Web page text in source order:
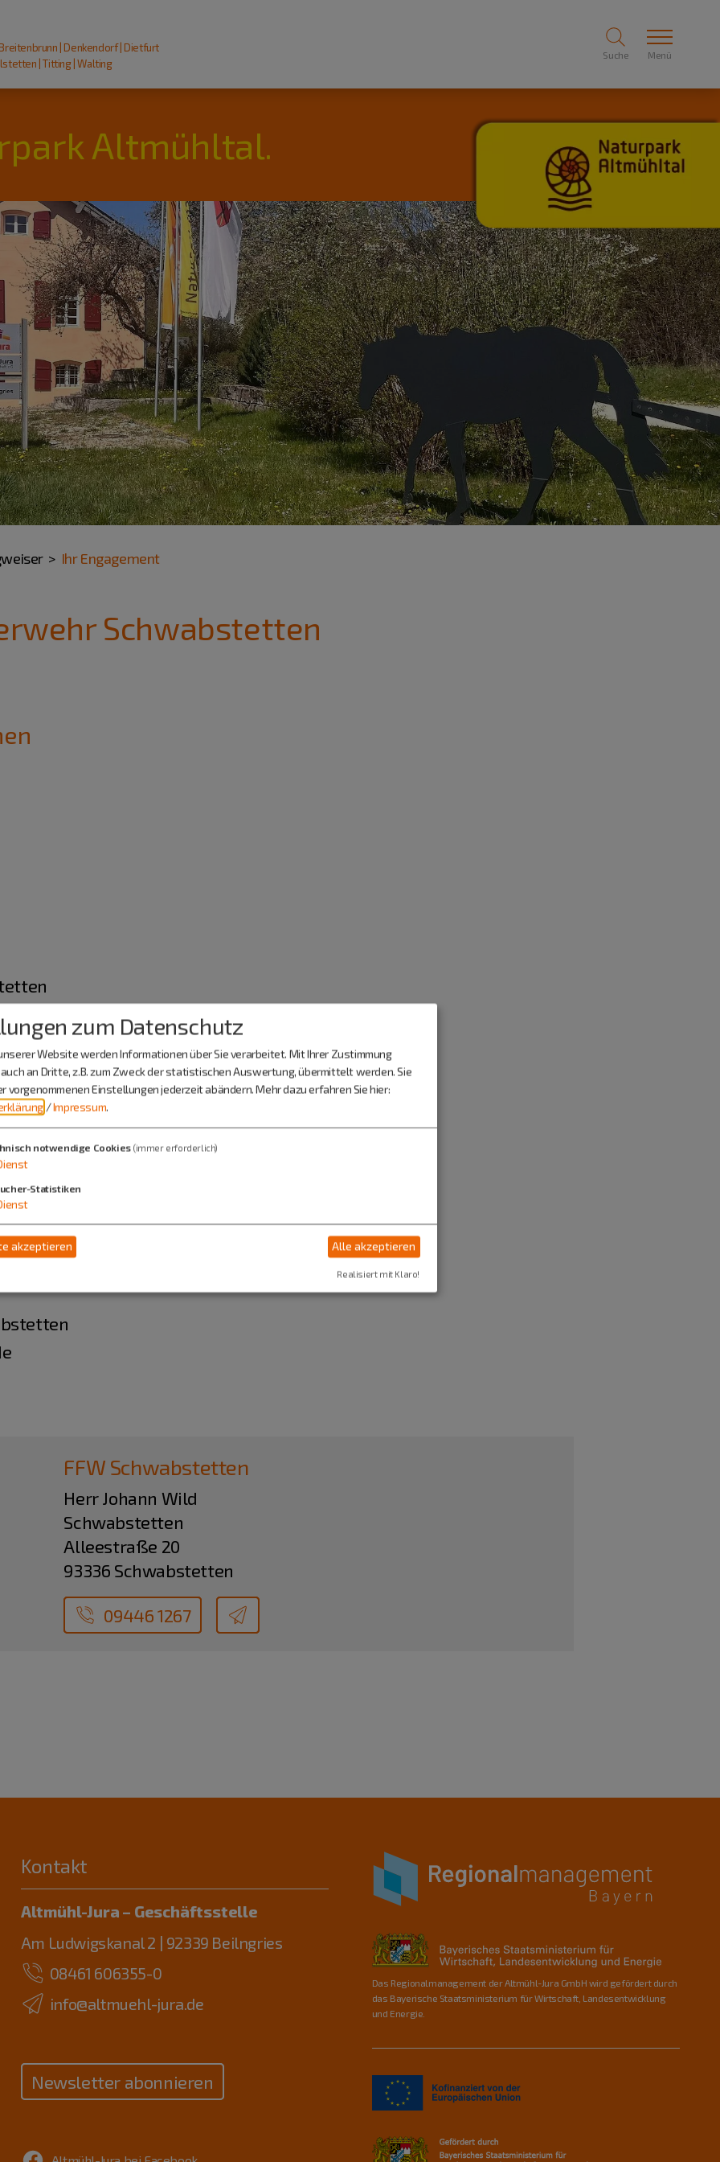
| Denkendorf | Dietfurt
| Titting | Walting
Suche Menü
Altmühltal.
Ihr Engagement
Schwabstetten
FFW Schwabstetten
Herr Johann Wild
Schwabstetten
Alleestraße 20
93336 Schwabstetten
09446 1267
Kontakt
Altmühl-Jura – Geschäftsstelle
Am Ludwigskanal 2 | 92339 Beilngries
08461 606355-0
info@altmuehl-jura.de
Newsletter abonnieren
Das Regionalmanagement der Altmühl-Jura GmbH wird gefördert durch
das Bayerische Staatsministerium für Wirtschaft, Landesentwicklung
und Energie.
zum Datenschutz
Website werden Informationen über Sie verarbeitet. Mit Ihrer Zustimmung
an Dritte, z.B. zum Zweck der statistischen Auswertung, übermittelt werden. Sie
vorgenommenen Einstellungen jederzeit abändern. Mehr dazu erfahren Sie hier:
/Impressum.
notwendige Cookies (immer erforderlich)
Statistiken
akzeptieren Alle akzeptieren
Realisiert mit Klaro!